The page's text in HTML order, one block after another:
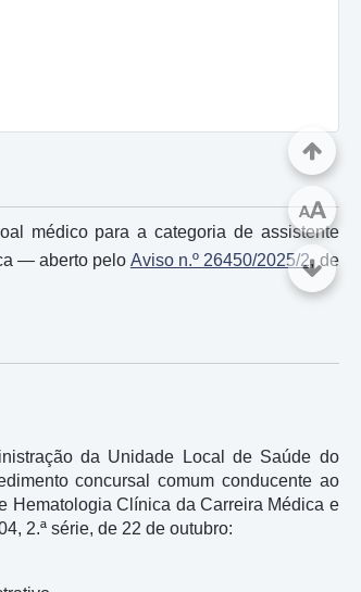
médico para a categoria de assistente
― aberto pelo Aviso n.º 26450/2025/2, de
da Unidade Local de Saúde do
concursal comum conducente ao
Hematologia Clínica da Carreira Médica e
2.ª série, de 22 de outubro:
AA